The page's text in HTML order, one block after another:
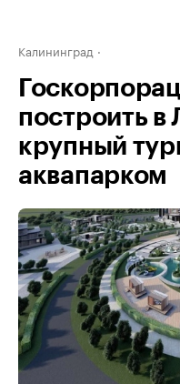
Калининград
построить в
крупный
аквапарком